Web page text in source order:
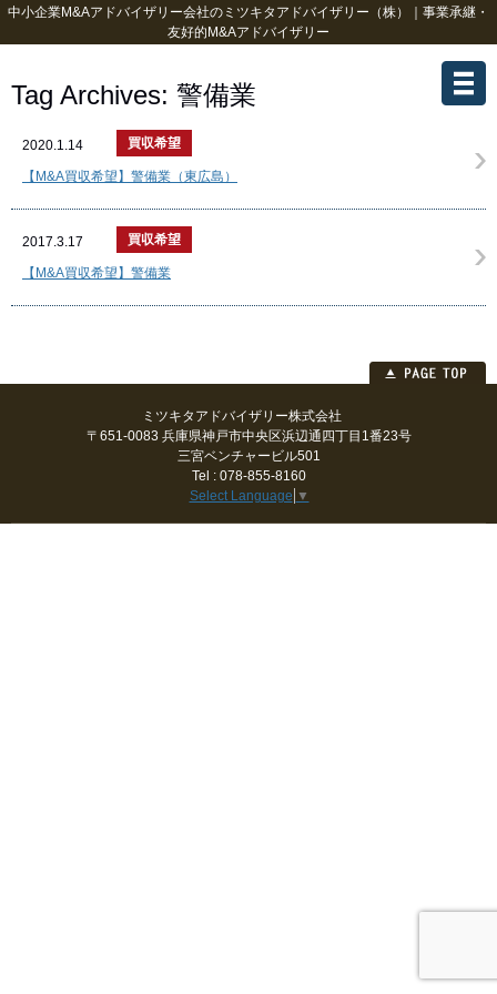
中小企業M&Aアドバイザリー会社のミツキタアドバイザリー（株）｜事業承継・
友好的M&Aアドバイザリー
Tag Archives: 警備業
2020.1.14 買収希望
【M&A買収希望】警備業（東広島）
2017.3.17 買収希望
【M&A買収希望】警備業
ミツキタアドバイザリー株式会社
〒651-0083 兵庫県神戸市中央区浜辺通四丁目1番23号
三宮ベンチャービル501
Tel : 078-855-8160
Select Language ▼